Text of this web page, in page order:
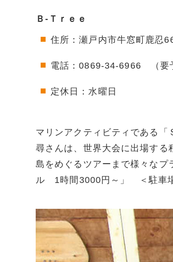
Ｂ-Ｔｒｅｅ
住所：瀬戸内市牛窓町鹿忍
電話：0869-34-6966 （要
定休日：水曜日
マリンアクティビティである「
尋さんは、世界大会に出場する
島をめぐるツアーまで様々なプ
ル 1時間3000円～」 ＜駐車